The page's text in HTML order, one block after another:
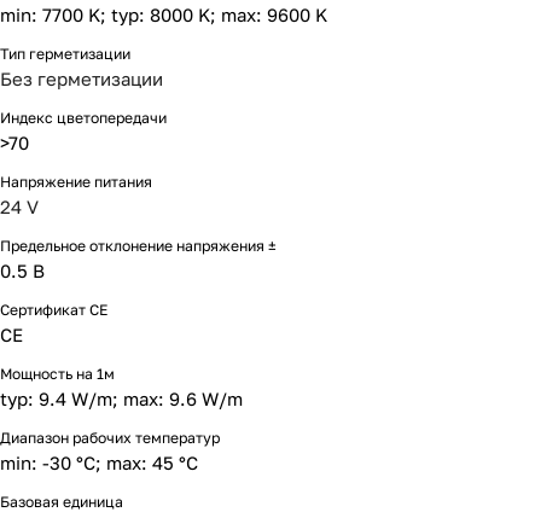
min: 7700 K; typ: 8000 K; max: 9600 K
Тип герметизации
Без герметизации
Индекс цветопередачи
>70
Напряжение питания
24 V
Предельное отклонение напряжения ±
0.5 В
Сертификат CE
CE
Мощность на 1м
typ: 9.4 W/m; max: 9.6 W/m
Диапазон рабочих температур
min: -30 °C; max: 45 °C
Базовая единица